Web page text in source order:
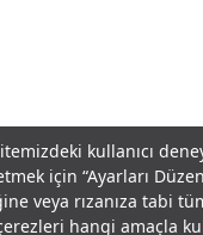
kullanıcı
için “Ayarları
veya rızanıza tabi
hangi amaçla